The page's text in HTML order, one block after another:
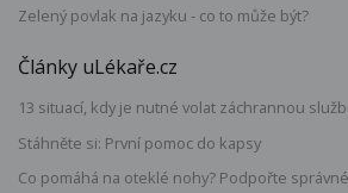
Zelený povlak na jazyku - co to může být?
Články uLékaře.cz
13 situací, kdy je nutné volat záchrannou
Stáhněte si: První pomoc do kapsy
Co pomáhá na oteklé nohy? Podpořte